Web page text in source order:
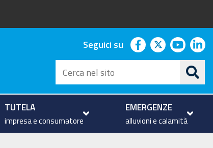
Seguici su facebook
twitter
Cerca
nel
sito
TUTELA
impresa e consumatore
EMERGENZE
alluvioni e calamità